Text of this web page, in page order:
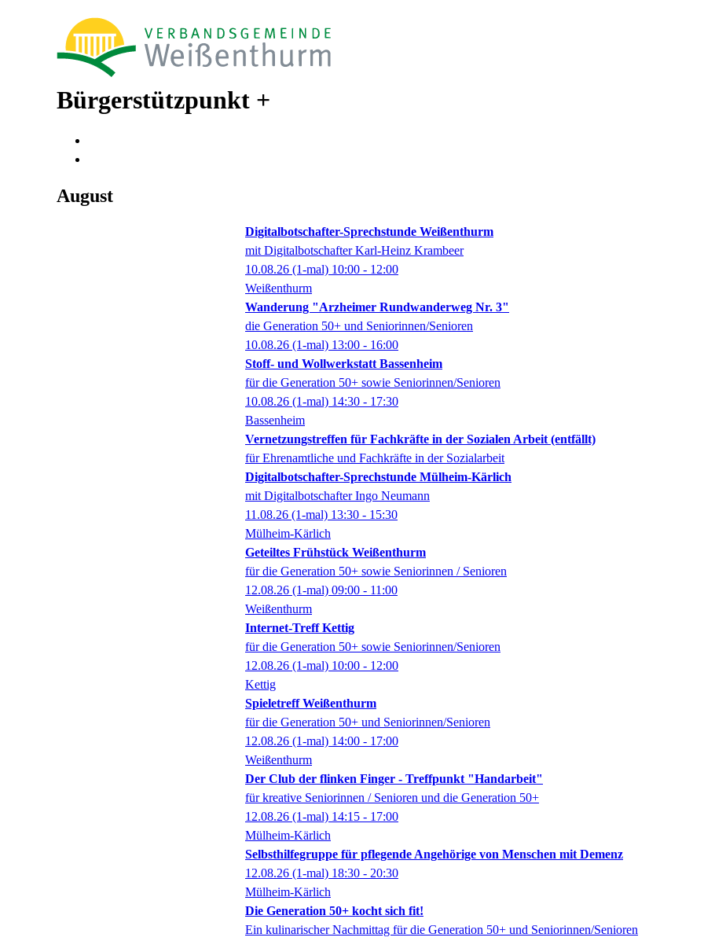
Bürgerstützpunkt +
August
Digitalbotschafter-Sprechstunde Weißenthurm
mit Digitalbotschafter Karl-Heinz Krambeer
10.08.26 (1-mal) 10:00 - 12:00
Weißenthurm
Wanderung "Arzheimer Rundwanderweg Nr. 3"
die Generation 50+ und Seniorinnen/Senioren
10.08.26 (1-mal) 13:00 - 16:00
Stoff- und Wollwerkstatt Bassenheim
für die Generation 50+ sowie Seniorinnen/Senioren
10.08.26 (1-mal) 14:30 - 17:30
Bassenheim
Vernetzungstreffen für Fachkräfte in der Sozialen Arbeit (entfällt)
für Ehrenamtliche und Fachkräfte in der Sozialarbeit
Digitalbotschafter-Sprechstunde Mülheim-Kärlich
mit Digitalbotschafter Ingo Neumann
11.08.26 (1-mal) 13:30 - 15:30
Mülheim-Kärlich
Geteiltes Frühstück Weißenthurm
für die Generation 50+ sowie Seniorinnen / Senioren
12.08.26 (1-mal) 09:00 - 11:00
Weißenthurm
Internet-Treff Kettig
für die Generation 50+ sowie Seniorinnen/Senioren
12.08.26 (1-mal) 10:00 - 12:00
Kettig
Spieletreff Weißenthurm
für die Generation 50+ und Seniorinnen/Senioren
12.08.26 (1-mal) 14:00 - 17:00
Weißenthurm
Der Club der flinken Finger - Treffpunkt "Handarbeit"
für kreative Seniorinnen / Senioren und die Generation 50+
12.08.26 (1-mal) 14:15 - 17:00
Mülheim-Kärlich
Selbsthilfegruppe für pflegende Angehörige von Menschen mit Demenz
12.08.26 (1-mal) 18:30 - 20:30
Mülheim-Kärlich
Die Generation 50+ kocht sich fit!
Ein kulinarischer Nachmittag für die Generation 50+ und Seniorinnen/Senioren